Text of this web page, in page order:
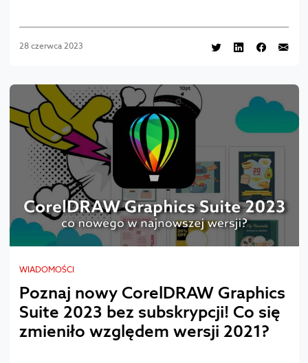
28 czerwca 2023
WIADOMOŚCI
Poznaj nowy CorelDRAW Graphics
Suite 2023 bez subskrypcji! Co się
zmieniło względem wersji 2021?